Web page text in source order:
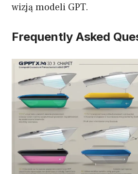
wizją modeli GPT.
Frequently Asked